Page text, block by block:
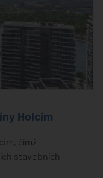
Holcim
čímž
stavebních